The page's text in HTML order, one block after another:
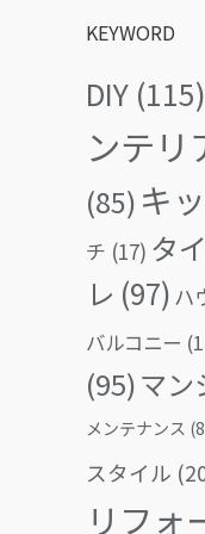
KEYWORD
DIY (115)
ンテリ
(85) キ
チ (17) タ
レ (97) ハ
バルコニー
(95)マン
メンテナンス
スタイル
リフォ